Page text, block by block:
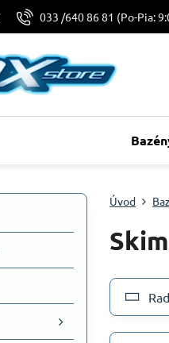
033 /640 86 81 (Po-Pia:
Úvod